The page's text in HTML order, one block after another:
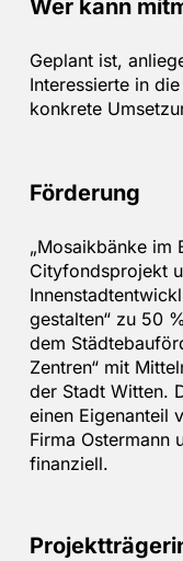
Wer kann
Geplant ist,
Interessierte in
konkrete
Förderung
„Mosaikbänke im
Cityfondsprojekt
gestalten“ zu 50
dem
Zentren“ mit
der Stadt Witten.
einen Eigenanteil
Firma Ostermann
finanziell.